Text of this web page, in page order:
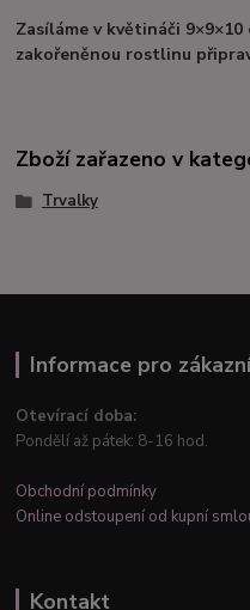
Zasíláme v květináči
zakořeněnou rostlinu
Zboží zařazeno v
Trvalky
Informace pro
Otevírací doba:
Pondělí až pátek: 8-16 hod.
Obchodní podmínky
Online odstoupení od kupní
Kontakt